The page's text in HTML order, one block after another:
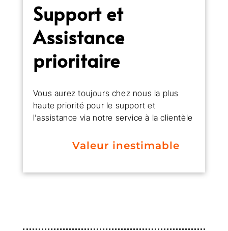
Support et
Assistance
prioritaire
Vous aurez toujours chez nous la plus
haute priorité pour le support et
l’assistance via notre service à la clientèle
Valeur inestimable